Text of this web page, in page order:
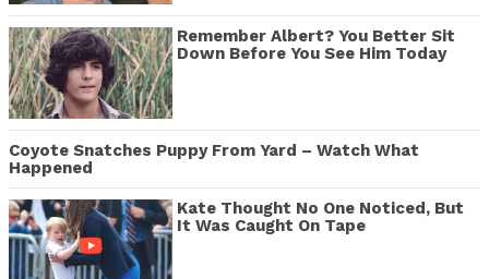
Remember Albert? You Better Sit
Down Before You See Him Today
Coyote Snatches Puppy From Yard – Watch What
Happened
Kate Thought No One Noticed, But
It Was Caught On Tape